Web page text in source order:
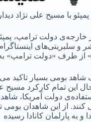
پمپئو با مسیح علی
خارجه‌ی دولت ترامپ،
سلبریتی‌های
طرف «دولت ترامپ»
بومی بسیار تاکید
این تمام کارکرد
دولت آمریکا،
می کنند. از این شاهدان
و به پارلمان کانادا